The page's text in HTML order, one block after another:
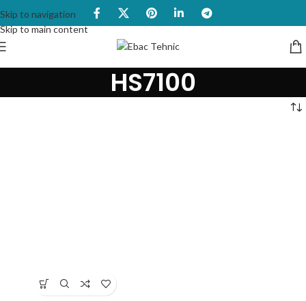
Skip to navigation
Skip to main content
HS7100